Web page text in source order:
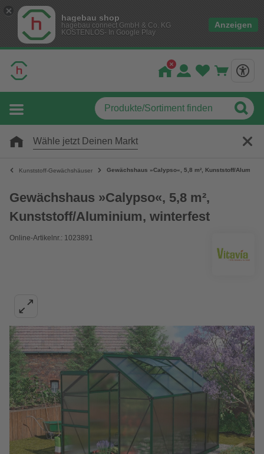
hagebau shop
hagebau connect GmbH & Co. KG
KOSTENLOS- In Google Play
Anzeigen
Wähle jetzt Deinen Markt
Kunststoff-Gewächshäuser Gewächshaus »Calypso«, 5,8 m², Kunststoff/
Gewächshaus »Calypso«, 5,8 m²,
Kunststoff/Aluminium, winterfest
Online-Artikelnr.: 1023891